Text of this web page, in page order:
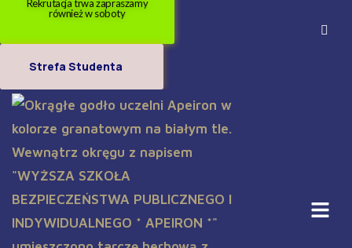
Rekrutacja trwa zapraszamy
również w soboty
Strefa Studenta